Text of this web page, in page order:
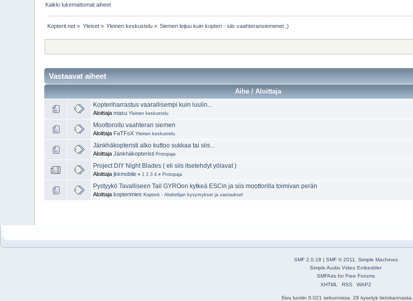
Kaikki lukemattomat aiheet
Kopterit.net » Yleiset» Yleinen keskustelu » Siemen leijuu kuin kopteri - siis vaahteransiemenet ;)
Vastaavat aiheet
Aihe / Aloittaja
Kopteriharrastus vaarallisempi kuin luulin...
Aloittajamasu Yleinen keskustelu
Moottoroitu vaahteran siemen
Aloittaja FaTFoX Yleinen keskustelu
Jänkhäkopteristi alko kuttoo sukkaa tai siis...
AloittajaJänkhäkopteristi Protopaja
Project DIY Night Blades ( eli siis itsetehdyt yölavat )
Aloittajajkkmobile «1 2 3 4 » Protopaja
Pystyykö Tavalliseen Tail GYROon kytkeä ESCin ja siis moottorilla toimivan perän
Aloittaja kopterimies Kopterit - Aloittelijan kysymykset ja vastaukset
SMF 2.0.18 SMF © 2011, Simple Machines
Simple Audio Video Embedder
SMFAdsfor Free Forums
XHTML
RSS WAP2
Sivu luotiin 0.021 sekunnissa. 28 kyselyä tietokannasta.